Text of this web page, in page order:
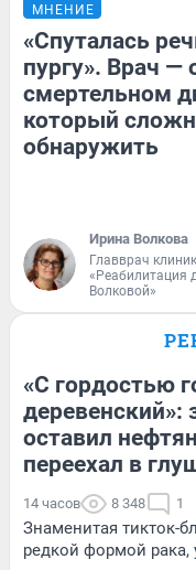
МНЕНИЕ
«Спуталась
пургу». Врач —
смертельном
который
обнаружить
Ирина Волкова
Главврач
«Реабилитация
Волковой»
«С гордостью
деревенский»:
оставил
переехал в
14 часов 8 348 1
Знаменитая тикток-
редкой формой рака,